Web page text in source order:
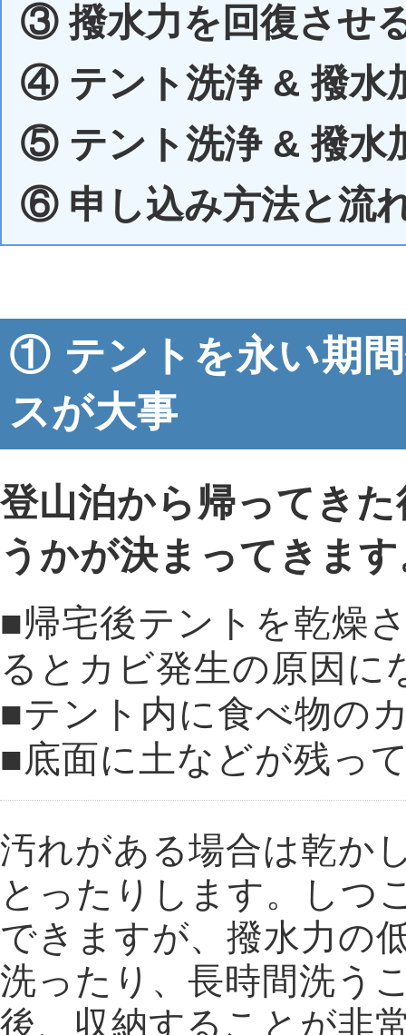
③ 撥水力を回復させ
④ テント洗浄 & 撥水
⑤ テント洗浄 & 撥水
⑥ 申し込み方法と流
① テントを永い期
スが大事
登山泊から帰ってき
うかが決まってきま
■帰宅後テントを乾燥
るとカビ発生の原因に
■テント内に食べ物の
■底面に土などが残っ
汚れがある場合は乾か
とったりします。しつ
できますが、撥水力の
洗ったり、長時間洗う
後、収納することが非